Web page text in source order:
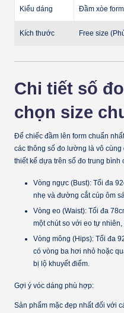
Kiểu dáng Đầm xòe
Kích thước Free size
Chi tiết số
chọn size
Để chiếc đầm lên form chuẩn
các thông số đo lường là vô
thiết kế dựa trên số đo trung bình
Vòng ngực (Bust): Tối đa
nhẹ và đường cắt cúp ôm
Vòng eo (Waist): Tối đa
một chút so với eo tự
Vòng mông (Hips): Tối đa
có vòng ba hơi nhỏ hoặc
bị lộ khuyết điểm.
Gợi ý vóc dáng phù hợp:
Sản phẩm mặc đẹp nhất đối với